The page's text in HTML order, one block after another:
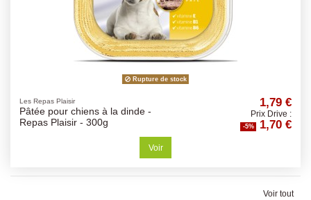
Rupture de stock
Les Repas Plaisir
Pâtée pour chiens à la dinde -
Repas Plaisir - 300g
1,79 €
Prix Drive :
-5% 1,70 €
Voir
Voir tout